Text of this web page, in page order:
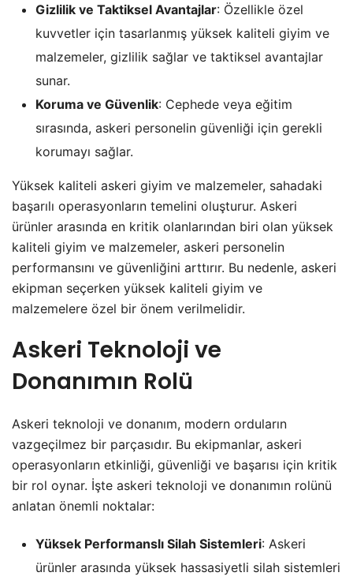
Gizlilik ve Taktiksel Avantajlar: Özellikle özel
kuvvetler için tasarlanmış yüksek kaliteli giyim ve
malzemeler, gizlilik sağlar ve taktiksel avantajlar
sunar.
Koruma ve Güvenlik: Cephede veya eğitim
sırasında, askeri personelin güvenliği için gerekli
korumayı sağlar.
Yüksek kaliteli askeri giyim ve malzemeler, sahadaki
başarılı operasyonların temelini oluşturur. Askeri
ürünler arasında en kritik olanlarından biri olan yüksek
kaliteli giyim ve malzemeler, askeri personelin
performansını ve güvenliğini arttırır. Bu nedenle, askeri
ekipman seçerken yüksek kaliteli giyim ve
malzemelere özel bir önem verilmelidir.
Askeri Teknoloji ve
Donanımın Rolü
Askeri teknoloji ve donanım, modern orduların
vazgeçilmez bir parçasıdır. Bu ekipmanlar, askeri
operasyonların etkinliği, güvenliği ve başarısı için kritik
bir rol oynar. İşte askeri teknoloji ve donanımın rolünü
anlatan önemli noktalar:
Yüksek Performanslı Silah Sistemleri: Askeri
ürünler arasında yüksek hassasiyetli silah sistemleri